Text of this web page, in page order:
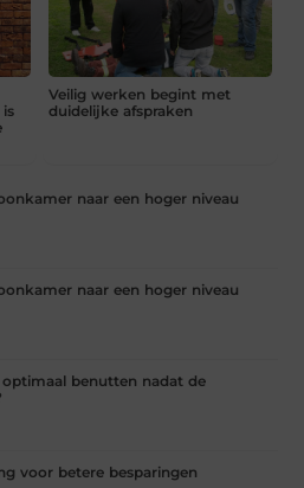
Veilig werken begint met
duidelijke afspraken
naar een hoger niveau
naar een hoger niveau
benutten nadat de
voor betere besparingen